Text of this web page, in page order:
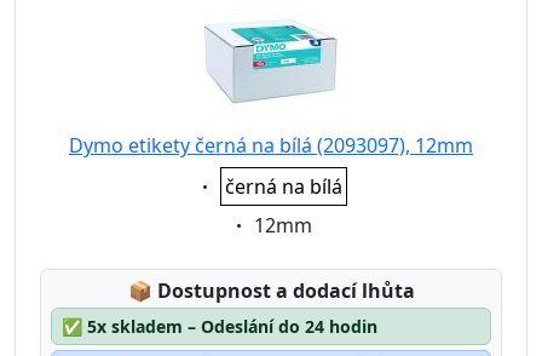
Dymo etikety černá na bílá (2093097), 12mm
Eigenschaft:
černá na bílá
Eigenschaft:
12mm
📦 Lagerstatus:
Dostupnost a dodací lhůta
✅ 5x skladem – Odeslání do 24 hodin